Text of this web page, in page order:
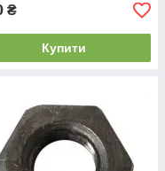
₴
Купити